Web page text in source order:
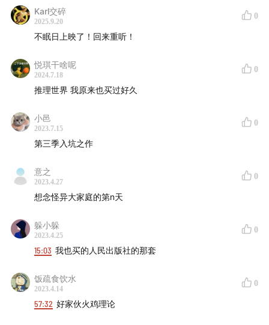
Karl交碎
2025.9.20
0
不眠日上映了！回来重听！
悦琪干啥呢
2024.7.18
0
推理世界 我原来也买过好久
小邑
2023.7.15
0
第三季入坑之作
意之
2023.4.27
0
想念怪异大家庭的第n天
躲小躲
2023.4.25
0
15:03 我也买的人民出版社的那套
饭疏食饮水
2023.4.14
0
57:32 好家伙火鸡理论